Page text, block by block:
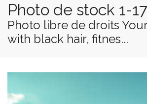
Photo de stock 1-
Photo libre de droits
with black hair, fitnes...